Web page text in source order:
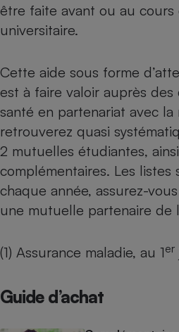
être faite avant ou au cours
universitaire.
Cette aide sous forme
est à faire valoir auprès des
santé en partenariat avec la
retrouverez quasi
2 mutuelles étudiantes,
complémentaires. Les listes
chaque année, assurez-
une mutuelle partenaire de
(1) Assurance maladie, au 1er
Guide d’achat